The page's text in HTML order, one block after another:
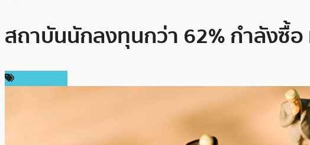
สถาบันนักลงทุนกว่า 62% กำลังซื้